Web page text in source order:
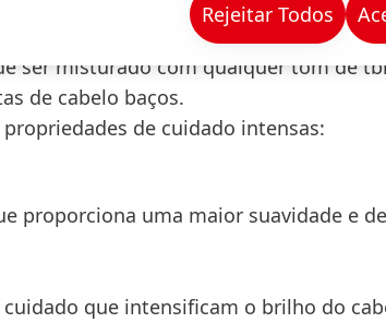
, uma ferramenta
ser misturado com qualquer tom de
de cabelo baços.
de cuidado intensas:
proporciona uma maior suavidade e
que intensificam o brilho do
Rejeitar Todos